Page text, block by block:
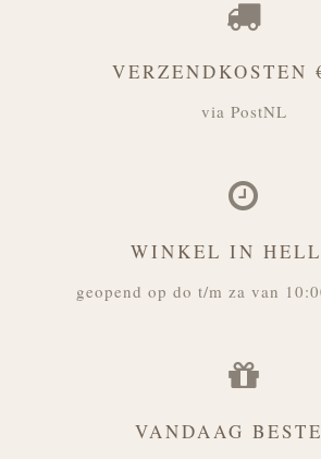
VERZENDKOSTEN
via PostNL
WINKEL IN
geopend op do t/m za van
VANDAAG